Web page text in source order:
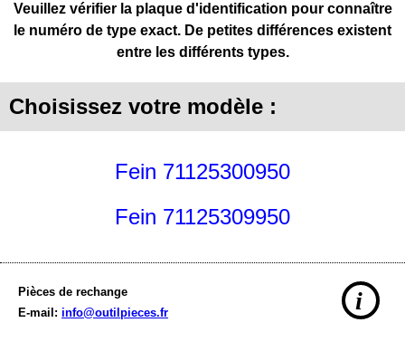
Veuillez vérifier la plaque d'identification pour connaître
le numéro de type exact. De petites différences existent
entre les différents types.
Choisissez votre modèle :
Fein 71125300950
Fein 71125309950
Pièces de rechange
E-mail: info@outilpieces.fr i